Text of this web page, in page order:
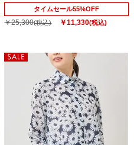
タイムセール55%OFF
￥25,300(税込) ￥11,330(税込)